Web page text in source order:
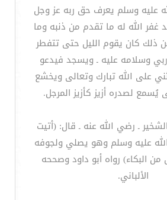
عليه وسلم يعرف حق ربه عز وجل
غفر الله له ما تقدم من ذنبه وما
ذلك كان يقوم الليل حتى تتفطر
وسلامه عليه ـ ويسجد فيدعو
على الله تبارك وتعالى ويخشع
لصدره أزيز كأزيز المرجل.
ـ رضي الله عنه ـ قال: (أتيت
عليه وسلم وهو يصلي ولجوفه
من البكاء) رواه أبو داود وصححه
الألباني.